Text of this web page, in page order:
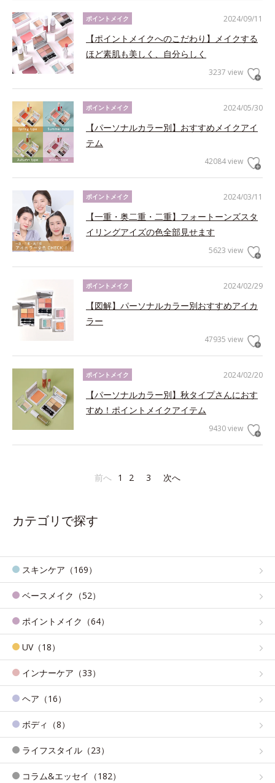
2024/09/11
ポイントメイク
【ポイントメイクへのこだわり】メイクする
ほど素肌も美しく、自分らしく
3237 view
2024/05/30
ポイントメイク
【パーソナルカラー別】おすすめメイクアイ
テム
42084 view
2024/03/11
ポイントメイク
【一重・奥二重・二重】フォートーンズスタ
イリングアイズの色全部見せます
5623 view
2024/02/29
ポイントメイク
【図解】パーソナルカラー別おすすめアイカ
ラー
47935 view
2024/02/20
ポイントメイク
【パーソナルカラー別】秋タイプさんにおす
すめ！ポイントメイクアイテム
9430 view
前へ 1 2 3 次へ
カテゴリで探す
スキンケア（169）
ベースメイク（52）
ポイントメイク（64）
UV（18）
インナーケア（33）
ヘア（16）
ボディ（8）
ライフスタイル（23）
コラム&エッセイ（182）